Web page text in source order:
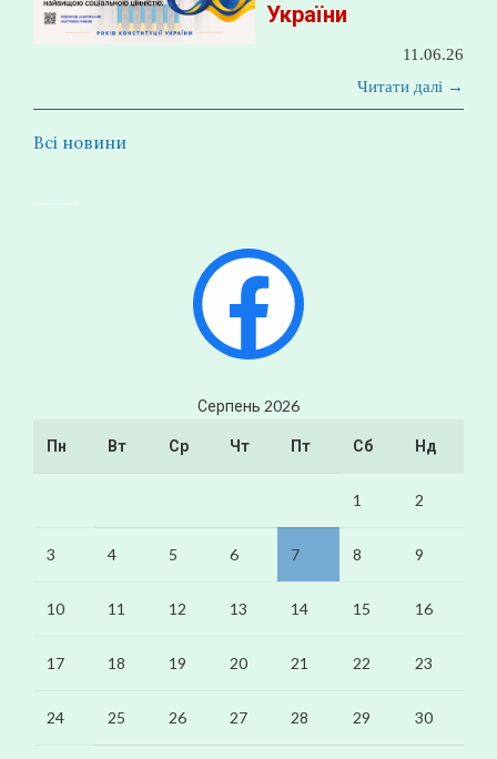
України
11.06.26
Читати далі →
Всі новини
Серпень 2026
Пн Вт Ср Чт Пт Сб Нд
1 2
3 4 5 6 7 8 9
10 11 12 13 14 15 16
17 18 19 20 21 22 23
24 25 26 27 28 29 30